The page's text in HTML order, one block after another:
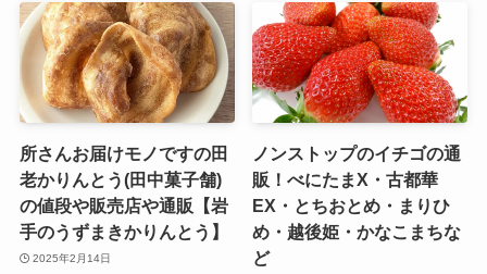
所さんお届けモノですの田
老かりんとう(田中菓子舗)
の値段や販売店や通販【岩
手のうずまきかりんとう】
2025年2月14日
ノンストップのイチゴの通
販！べにたまX・古都華
EX・とちおとめ・まりひ
め・越後姫・かなこまちな
ど